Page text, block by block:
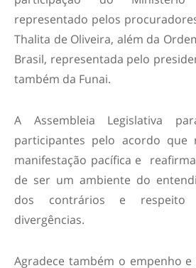
representado pelos
Thalita de Oliveira, além da
Brasil, representada pelo
também da Funai.
A Assembleia Legislativa
participantes pelo acordo
manifestação pacífica e
de ser um ambiente do
dos contrários e respeito
divergências.
Agradece também o empenho